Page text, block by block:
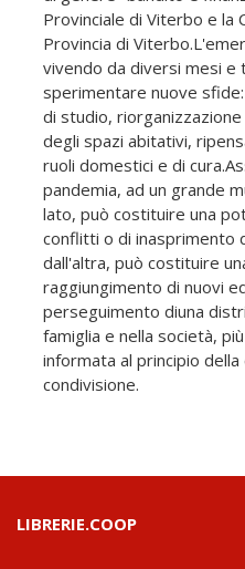
Provinciale di Viterbo e la
Provincia di
vivendo da diversi mesi
sperimentare nuove
di studio,
degli spazi abitativi,
ruoli domestici e di
pandemia, ad un grande
lato, può costituire una
conflitti o di inasprimento
dall'altra, può costituire
raggiungimento di nuovi
perseguimento diuna
famiglia e nella società,
informata al principio
condivisione.
LIBRERIE.COOP